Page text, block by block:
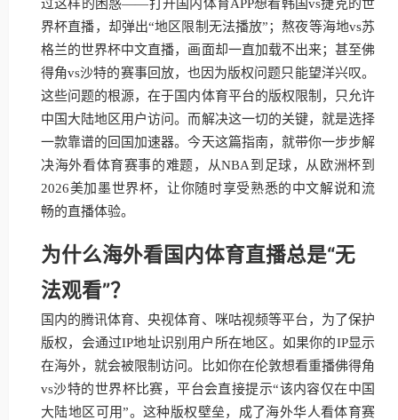
过这样的困惑——打开国内体育APP想看韩国vs捷克的世
界杯直播，却弹出“地区限制无法播放”；熬夜等海地vs苏
格兰的世界杯中文直播，画面却一直加载不出来；甚至佛
得角vs沙特的赛事回放，也因为版权问题只能望洋兴叹。
这些问题的根源，在于国内体育平台的版权限制，只允许
中国大陆地区用户访问。而解决这一切的关键，就是选择
一款靠谱的回国加速器。今天这篇指南，就带你一步步解
决海外看体育赛事的难题，从NBA到足球，从欧洲杯到
2026美加墨世界杯，让你随时享受熟悉的中文解说和流
畅的直播体验。
为什么海外看国内体育直播总是“无
法观看”？
国内的腾讯体育、央视体育、咪咕视频等平台，为了保护
版权，会通过IP地址识别用户所在地区。如果你的IP显示
在海外，就会被限制访问。比如你在伦敦想看重播佛得角
vs沙特的世界杯比赛，平台会直接提示“该内容仅在中国
大陆地区可用”。这种版权壁垒，成了海外华人看体育赛